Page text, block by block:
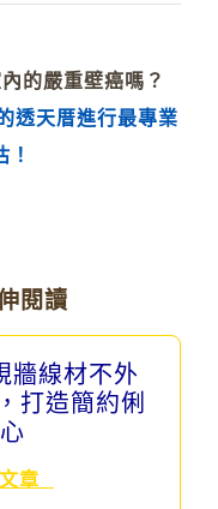
的嚴重壁癌嗎？
透天厝進行最專業
閱讀
牆線材不外
打造簡約俐
章